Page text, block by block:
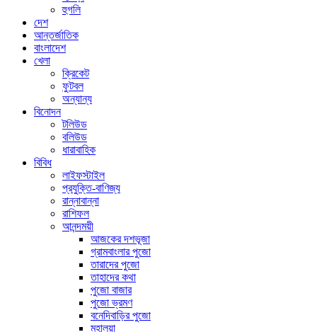
হুগলি
দেশ
আন্তর্জাতিক
বাংলাদেশ
খেলা
ক্রিকেট
ফুটবল
অন্যান্য
বিনোদন
টলিউড
বলিউড
ধারাবাহিক
বিবিধ
লাইফস্টাইল
প্রযুক্তি-বাণিজ্য
রান্নাবান্না
রাশিফল
আনন্দময়ী
আজকের দশভূজা
গ্রামবাংলার পুজো
তারাদের পুজো
তাহাদের কথা
পুজো বাজার
পুজো ভ্রমণ
বনেদিবাড়ির পুজো
মহালয়া